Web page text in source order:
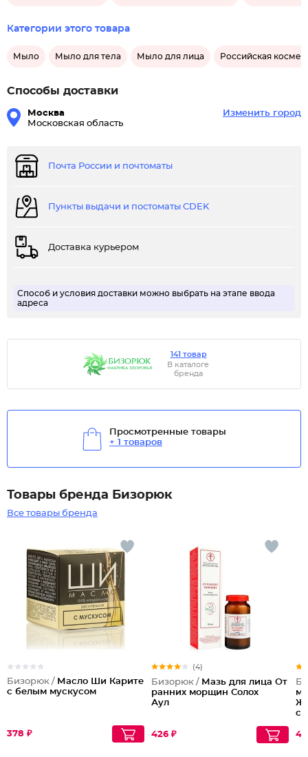
Категории этого товара
Мыло Мыло для тела Мыло для лица Российская
Способы доставки
Москва
Московская область
Изменить город
Почта России и почтоматы
Пункты выдачи и постоматы CDEK
Доставка курьером
Способ и условия доставки можно выбрать на этапе ввода
адреса
141 товар
В каталоге
бренда
Просмотренные товары
+ 1 товаров
Товары бренда Бизорюк
Все товары бренда
Бизорюк / Масло Ши Карите
с белым мускусом
378 ₽
(4)
Бизорюк / Мазь для лица От
ранних морщин Солох
Аул
426 ₽